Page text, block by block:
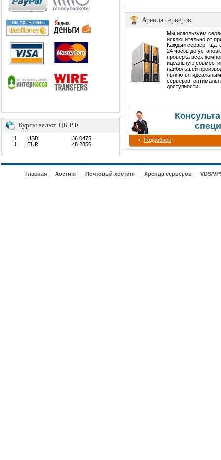
Курсы валют ЦБ РФ
1 USD
36.0475
1
EUR 48.2856
Аренда серверов
Мы используем
исключительно от
Каждый сервер
24 часов до
проверка всех
идеальную
наибольшей
являются
серверов,
доступности.
Подробнее
Главная Хостинг Почтовый хостинг Аренда серверов VDS/